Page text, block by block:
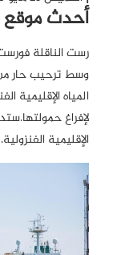
أحدث موقع
المياه الإقليمية
الإقليمية